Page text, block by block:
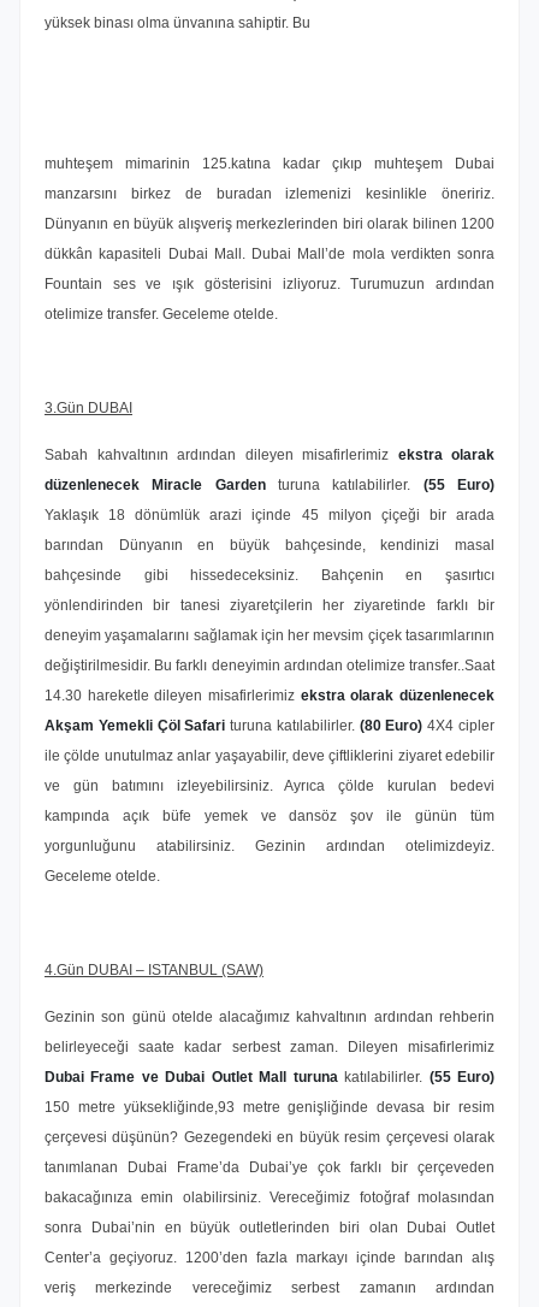
yüksek binası olma ünvanına sahiptir. Bu
muhteşem mimarinin 125.katına kadar çıkıp muhteşem Dubai
manzarsını birkez de buradan izlemenizi kesinlikle öneririz.
Dünyanın en büyük alışveriş merkezlerinden biri olarak bilinen 1200
dükkân kapasiteli Dubai Mall. Dubai Mall’de mola verdikten sonra
Fountain ses ve ışık gösterisini izliyoruz. Turumuzun ardından
otelimize transfer. Geceleme otelde.
3.Gün DUBAI
Sabah kahvaltının ardından dileyen misafirlerimiz ekstra olarak
düzenlenecek Miracle Gardenturuna katılabilirler. (55 Euro)
Yaklaşık 18 dönümlük arazi içinde 45 milyon çiçeği bir arada
barından Dünyanın en büyük bahçesinde, kendinizi masal
bahçesinde gibi hissedeceksiniz. Bahçenin en şasırtıcı
yönlendirinden bir tanesi ziyaretçilerin her ziyaretinde farklı bir
deneyim yaşamalarını sağlamak için her mevsim çiçek tasarımlarının
değiştirilmesidir. Bu farklı deneyimin ardından otelimize transfer..Saat
14.30 hareketle dileyen misafirlerimiz ekstra olarak düzenlenecek
Akşam Yemekli Çöl Safarituruna katılabilirler.(80 Euro)4X4 cipler
ile çölde unutulmaz anlar yaşayabilir, deve çiftliklerini ziyaret edebilir
ve gün batımını izleyebilirsiniz. Ayrıca çölde kurulan bedevi
kampında açık büfe yemek ve dansöz şov ile günün tüm
yorgunluğunu atabilirsiniz. Gezinin ardından otelimizdeyiz.
Geceleme otelde.
4.Gün DUBAI – ISTANBUL (SAW)
Gezinin son günü otelde alacağımız kahvaltının ardından rehberin
belirleyeceği saate kadar serbest zaman. Dileyen misafirlerimiz
Dubai Frame ve Dubai Outlet Mall turuna katılabilirler. (55 Euro)
150 metre yüksekliğinde,93 metre genişliğinde devasa bir resim
çerçevesi düşünün? Gezegendeki en büyük resim çerçevesi olarak
tanımlanan Dubai Frame’da Dubai’ye çok farklı bir çerçeveden
bakacağınıza emin olabilirsiniz. Vereceğimiz fotoğraf molasından
sonra Dubai’nin en büyük outletlerinden biri olan Dubai Outlet
Center’a geçiyoruz. 1200’den fazla markayı içinde barından alış
veriş merkezinde vereceğimiz serbest zamanın ardından